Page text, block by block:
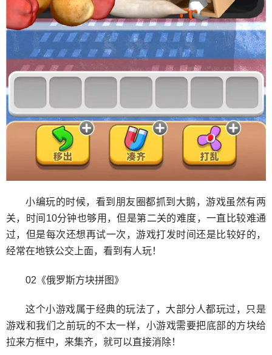
小编玩的时候，看到朋友圈都抓到大鹅，游戏虽然有两
关，时间10分钟也够用，但是第二关的难度，一直比较难通
过，但是每次还想再试一次，游戏打发时间还是比较好的，
经常在地铁公交上面，看到有人玩！
02《俄罗斯方块拼图》
这个小游戏属于经典的玩法了，大部分人都玩过，只是
游戏和我们之前玩的不太一样，小游戏需要把底部的方块给
拉来方框中，来集齐，就可以直接消除！